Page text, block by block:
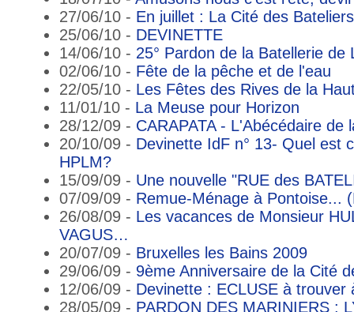
27/06/10 - En juillet : La Cité des
25/06/10 - DEVINETTE
14/06/10 - 25° Pardon de la Batellerie de
02/06/10 - Fête de la pêche et de l'eau
22/05/10 - Les Fêtes des Rives de la
11/01/10 - La Meuse pour Horizon
28/12/09 - CARAPATA - L'Abécédaire de
20/10/09 - Devinette IdF n° 13- Quel est
HPLM?
15/09/09 - Une nouvelle "RUE des
07/09/09 - Remue-Ménage à Pontoise...
26/08/09 - Les vacances de Monsieur
VAGUS…
20/07/09 - Bruxelles les Bains 2009
29/06/09 - 9ème Anniversaire de la Cité
12/06/09 - Devinette : ECLUSE à
28/05/09 - PARDON DES MARINIERS :